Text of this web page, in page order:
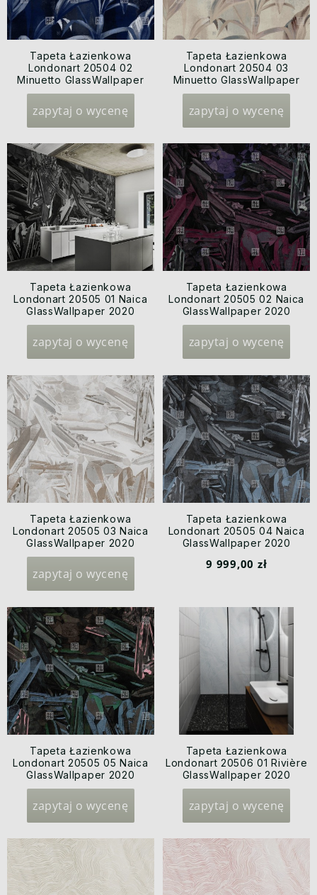
Tapeta Łazienkowa
Londonart 20504 02
Minuetto GlassWallpaper
2020
zapytaj o wycenę
Tapeta Łazienkowa
Londonart 20504 03
Minuetto GlassWallpaper
2020
zapytaj o wycenę
Tapeta Łazienkowa
Londonart 20505 01 Naica
GlassWallpaper 2020
zapytaj o wycenę
Tapeta Łazienkowa
Londonart 20505 02 Naica
GlassWallpaper 2020
zapytaj o wycenę
Tapeta Łazienkowa
Londonart 20505 03 Naica
GlassWallpaper 2020
zapytaj o wycenę
Tapeta Łazienkowa
Londonart 20505 04 Naica
GlassWallpaper 2020
9 999,00 zł
Tapeta Łazienkowa
Londonart 20505 05 Naica
GlassWallpaper 2020
zapytaj o wycenę
Tapeta Łazienkowa
Londonart 20506 01 Rivière
GlassWallpaper 2020
zapytaj o wycenę